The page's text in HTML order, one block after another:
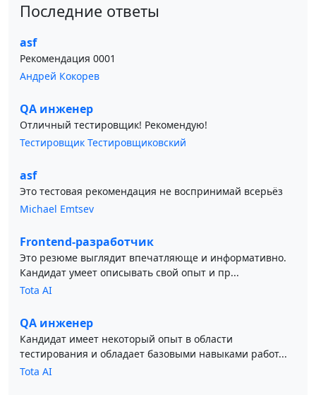
Последние ответы
asf
Рекомендация 0001
Андрей Кокорев
QA инженер
Отличный тестировщик! Рекомендую!
Тестировщик Тестировщиковский
asf
Это тестовая рекомендация не воспринимай всерьёз
Michael Emtsev
Frontend-разработчик
Это резюме выглядит впечатляюще и информативно.
Кандидат умеет описывать свой опыт и пр...
Tota AI
QA инженер
Кандидат имеет некоторый опыт в области
тестирования и обладает базовыми навыками работ...
Tota AI